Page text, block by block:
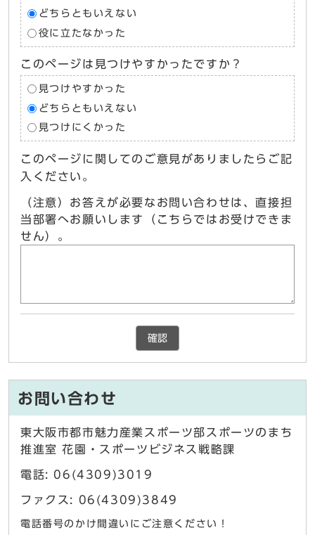
どちらともいえない
役に立たなかった
このページは見つけやすかったですか？
見つけやすかった
どちらともいえない
見つけにくかった
このページに関してのご意見がありましたらご記
入ください。
（注意）お答えが必要なお問い合わせは、直接担
当部署へお願いします（こちらではお受けできま
せん）。
確認
お問い合わせ
東大阪市都市魅力産業スポーツ部スポーツのまち
推進室 花園・スポーツビジネス戦略課
電話: 06(4309)3019
ファクス: 06(4309)3849
電話番号のかけ間違いにご注意ください！